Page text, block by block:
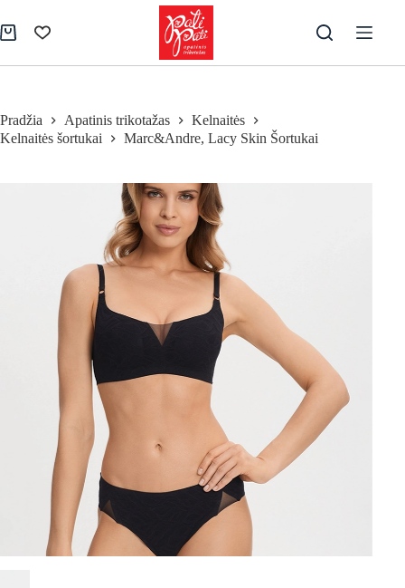
to
content
Pirkinių
Pradžia Apatinis trikotažas
Kelnaitės
Kelnaitės šortukai
Marc&Andre, Lacy Skin Šortukai